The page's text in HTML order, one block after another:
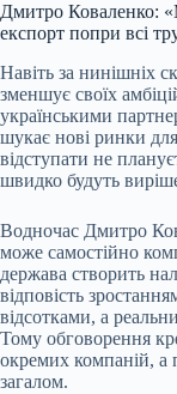
Дмитро Коваленко:
експорт попри всі
Навіть за нинішніх
зменшує своїх
українськими
шукає нові ринки
відступати не
швидко будуть
Водночас Дмитро
може самостійно
держава створить
відповість
відсотками, а
Тому обговорення
окремих компаній, а
загалом.